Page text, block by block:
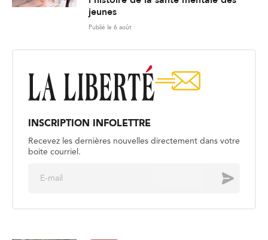
jeunes
Publié le 6 août
INSCRIPTION INFOLETTRE
Recevez les dernières nouvelles directement dans votre
boite courriel.
Envoyer